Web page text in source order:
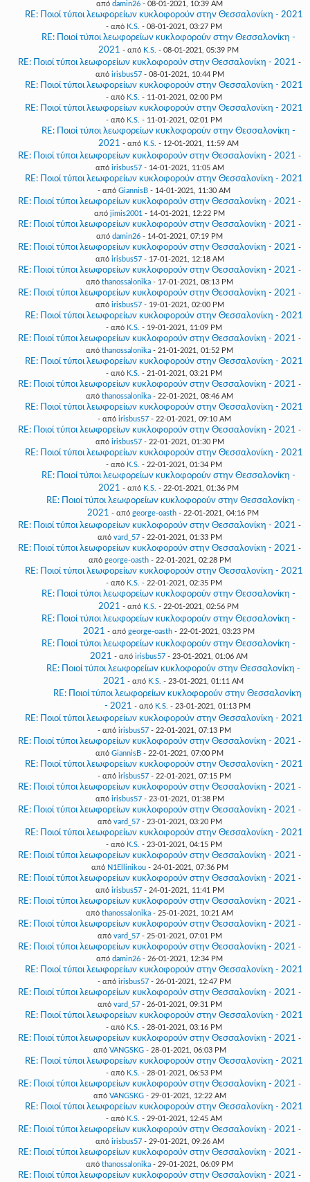
από damin26 - 08-01-2021, 10:39 AM
RE: Ποιοί τύποι λεωφορείων κυκλοφορούν στην Θεσσαλονίκη - 2021
- από K.S. - 08-01-2021, 03:27 PM
RE: Ποιοί τύποι λεωφορείων κυκλοφορούν στην Θεσσαλονίκη -
2021 - από K.S. - 08-01-2021, 05:39 PM
RE: Ποιοί τύποι λεωφορείων κυκλοφορούν στην Θεσσαλονίκη - 2021 -
από irisbus57- 08-01-2021, 10:44 PM
RE: Ποιοί τύποι λεωφορείων κυκλοφορούν στην Θεσσαλονίκη - 2021
- από K.S. - 11-01-2021, 02:00 PM
RE: Ποιοί τύποι λεωφορείων κυκλοφορούν στην Θεσσαλονίκη - 2021
- από K.S. - 11-01-2021, 02:01 PM
RE: Ποιοί τύποι λεωφορείων κυκλοφορούν στην Θεσσαλονίκη -
2021 - από K.S. - 12-01-2021, 11:59 AM
RE: Ποιοί τύποι λεωφορείων κυκλοφορούν στην Θεσσαλονίκη - 2021 -
από irisbus57- 14-01-2021, 11:05 AM
RE: Ποιοί τύποι λεωφορείων κυκλοφορούν στην Θεσσαλονίκη - 2021
- από GiannisB - 14-01-2021, 11:30 AM
RE: Ποιοί τύποι λεωφορείων κυκλοφορούν στην Θεσσαλονίκη - 2021 -
από jimis2001 - 14-01-2021, 12:22 PM
RE: Ποιοί τύποι λεωφορείων κυκλοφορούν στην Θεσσαλονίκη - 2021 -
από damin26 - 14-01-2021, 07:19 PM
RE: Ποιοί τύποι λεωφορείων κυκλοφορούν στην Θεσσαλονίκη - 2021 -
από irisbus57- 17-01-2021, 12:18 AM
RE: Ποιοί τύποι λεωφορείων κυκλοφορούν στην Θεσσαλονίκη - 2021 -
από thanossalonika - 17-01-2021, 08:13 PM
RE: Ποιοί τύποι λεωφορείων κυκλοφορούν στην Θεσσαλονίκη - 2021 -
από irisbus57- 19-01-2021, 02:00 PM
RE: Ποιοί τύποι λεωφορείων κυκλοφορούν στην Θεσσαλονίκη - 2021
- από K.S. - 19-01-2021, 11:09 PM
RE: Ποιοί τύποι λεωφορείων κυκλοφορούν στην Θεσσαλονίκη - 2021 -
από thanossalonika - 21-01-2021, 01:52 PM
RE: Ποιοί τύποι λεωφορείων κυκλοφορούν στην Θεσσαλονίκη - 2021
- από K.S. - 21-01-2021, 03:21 PM
RE: Ποιοί τύποι λεωφορείων κυκλοφορούν στην Θεσσαλονίκη - 2021 -
από thanossalonika - 22-01-2021, 08:46 AM
RE: Ποιοί τύποι λεωφορείων κυκλοφορούν στην Θεσσαλονίκη - 2021
- από irisbus57- 22-01-2021, 09:10 AM
RE: Ποιοί τύποι λεωφορείων κυκλοφορούν στην Θεσσαλονίκη - 2021 -
από irisbus57- 22-01-2021, 01:30 PM
RE: Ποιοί τύποι λεωφορείων κυκλοφορούν στην Θεσσαλονίκη - 2021
- από K.S. - 22-01-2021, 01:34 PM
RE: Ποιοί τύποι λεωφορείων κυκλοφορούν στην Θεσσαλονίκη -
2021 - από K.S. - 22-01-2021, 01:36 PM
RE: Ποιοί τύποι λεωφορείων κυκλοφορούν στην Θεσσαλονίκη -
2021 - από george-oasth - 22-01-2021, 04:16 PM
RE: Ποιοί τύποι λεωφορείων κυκλοφορούν στην Θεσσαλονίκη - 2021 -
από vard_57- 22-01-2021, 01:33 PM
RE: Ποιοί τύποι λεωφορείων κυκλοφορούν στην Θεσσαλονίκη - 2021 -
από george-oasth- 22-01-2021, 02:28 PM
RE: Ποιοί τύποι λεωφορείων κυκλοφορούν στην Θεσσαλονίκη - 2021
- από K.S. - 22-01-2021, 02:35 PM
RE: Ποιοί τύποι λεωφορείων κυκλοφορούν στην Θεσσαλονίκη -
2021 - από K.S. - 22-01-2021, 02:56 PM
RE: Ποιοί τύποι λεωφορείων κυκλοφορούν στην Θεσσαλονίκη -
2021 - από george-oasth- 22-01-2021, 03:23 PM
RE: Ποιοί τύποι λεωφορείων κυκλοφορούν στην Θεσσαλονίκη -
2021 - από irisbus57- 23-01-2021, 01:06 AM
RE: Ποιοί τύποι λεωφορείων κυκλοφορούν στην Θεσσαλονίκη -
2021 - από K.S. - 23-01-2021, 01:11 AM
RE: Ποιοί τύποι λεωφορείων κυκλοφορούν στην Θεσσαλονίκη
- 2021 - από K.S. - 23-01-2021, 01:13 PM
RE: Ποιοί τύποι λεωφορείων κυκλοφορούν στην Θεσσαλονίκη - 2021
- από irisbus57- 22-01-2021, 07:13 PM
RE: Ποιοί τύποι λεωφορείων κυκλοφορούν στην Θεσσαλονίκη - 2021 -
από GiannisB - 22-01-2021, 07:00 PM
RE: Ποιοί τύποι λεωφορείων κυκλοφορούν στην Θεσσαλονίκη - 2021
- από irisbus57- 22-01-2021, 07:15 PM
RE: Ποιοί τύποι λεωφορείων κυκλοφορούν στην Θεσσαλονίκη - 2021 -
από irisbus57- 23-01-2021, 01:38 PM
RE: Ποιοί τύποι λεωφορείων κυκλοφορούν στην Θεσσαλονίκη - 2021 -
από vard_57- 23-01-2021, 03:20 PM
RE: Ποιοί τύποι λεωφορείων κυκλοφορούν στην Θεσσαλονίκη - 2021
- από K.S. - 23-01-2021, 04:15 PM
RE: Ποιοί τύποι λεωφορείων κυκλοφορούν στην Θεσσαλονίκη - 2021 -
από N1Ellinikou- 24-01-2021, 07:36 PM
RE: Ποιοί τύποι λεωφορείων κυκλοφορούν στην Θεσσαλονίκη - 2021 -
από irisbus57- 24-01-2021, 11:41 PM
RE: Ποιοί τύποι λεωφορείων κυκλοφορούν στην Θεσσαλονίκη - 2021 -
από thanossalonika - 25-01-2021, 10:21 AM
RE: Ποιοί τύποι λεωφορείων κυκλοφορούν στην Θεσσαλονίκη - 2021 -
από vard_57- 25-01-2021, 07:01 PM
RE: Ποιοί τύποι λεωφορείων κυκλοφορούν στην Θεσσαλονίκη - 2021 -
από damin26 - 26-01-2021, 12:34 PM
RE: Ποιοί τύποι λεωφορείων κυκλοφορούν στην Θεσσαλονίκη - 2021
- από irisbus57- 26-01-2021, 12:47 PM
RE: Ποιοί τύποι λεωφορείων κυκλοφορούν στην Θεσσαλονίκη - 2021 -
από vard_57- 26-01-2021, 09:31 PM
RE: Ποιοί τύποι λεωφορείων κυκλοφορούν στην Θεσσαλονίκη - 2021
- από K.S. - 28-01-2021, 03:16 PM
RE: Ποιοί τύποι λεωφορείων κυκλοφορούν στην Θεσσαλονίκη - 2021 -
από VANGSKG- 28-01-2021, 06:03 PM
RE: Ποιοί τύποι λεωφορείων κυκλοφορούν στην Θεσσαλονίκη - 2021
- από K.S. - 28-01-2021, 06:53 PM
RE: Ποιοί τύποι λεωφορείων κυκλοφορούν στην Θεσσαλονίκη - 2021 -
από VANGSKG- 29-01-2021, 12:22 AM
RE: Ποιοί τύποι λεωφορείων κυκλοφορούν στην Θεσσαλονίκη - 2021
- από K.S. - 29-01-2021, 12:45 AM
RE: Ποιοί τύποι λεωφορείων κυκλοφορούν στην Θεσσαλονίκη - 2021 -
από irisbus57- 29-01-2021, 09:26 AM
RE: Ποιοί τύποι λεωφορείων κυκλοφορούν στην Θεσσαλονίκη - 2021 -
από thanossalonika - 29-01-2021, 06:09 PM
RE: Ποιοί τύποι λεωφορείων κυκλοφορούν στην Θεσσαλονίκη - 2021 -